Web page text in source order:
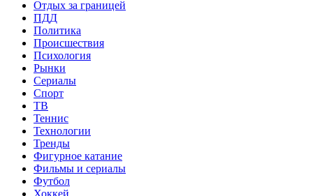
Отдых за границей
ПДД
Политика
Происшествия
Психология
Рынки
Сериалы
Спорт
ТВ
Теннис
Технологии
Тренды
Фигурное катание
Фильмы и сериалы
Футбол
Хоккей